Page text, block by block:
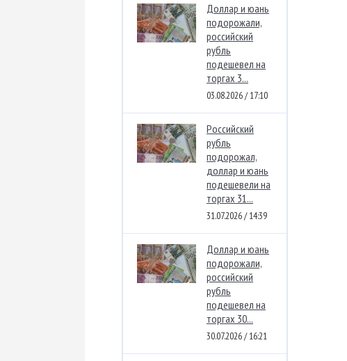
Доллар и юань
подорожали,
российский
рубль
подешевел на
торгах 3...
03.08.2026 / 17:10
Российский
рубль
подорожал,
доллар и юань
подешевели на
торгах 31...
31.07.2026 / 14:39
Доллар и юань
подорожали,
российский
рубль
подешевел на
торгах 30...
30.07.2026 / 16:21